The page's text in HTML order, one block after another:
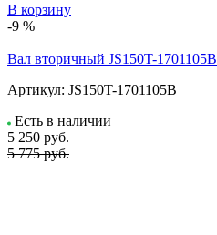
В корзину
-9 %
Вал вторичный JS150T-1701105B
Артикул: JS150T-1701105B
Есть в наличии
5 250 руб.
5 775 руб.